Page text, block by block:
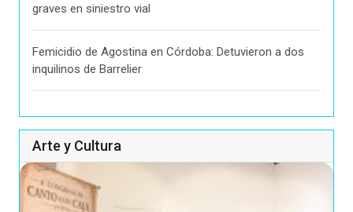
graves en siniestro vial
Femicidio de Agostina en Córdoba: Detuvieron a dos
inquilinos de Barrelier
Arte y Cultura